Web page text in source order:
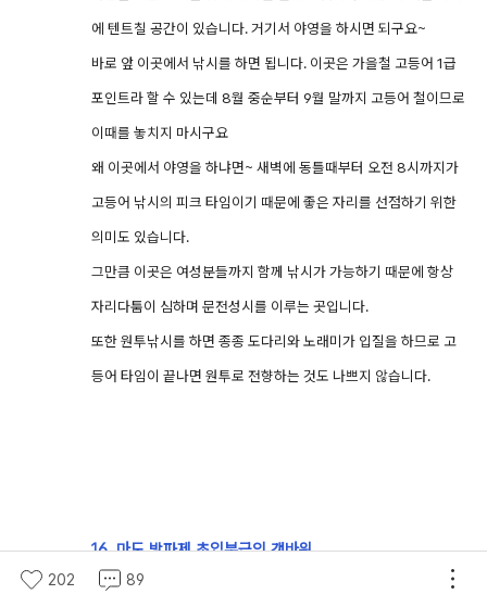
에 텐트칠 공간이 있습니다. 거기서 야영을 하시면 되구요~
바로 앞 이곳에서 낚시를 하면 됩니다. 이곳은 가을철 고등어 1급
포인트라 할 수 있는데 8월 중순부터 9월 말까지 고등어 철이므로
이때를 놓치지 마시구요
왜 이곳에서 야영을 하냐면~ 새벽에 동틀때부터 오전 8시까지가
고등어 낚시의 피크 타임이기 때문에 좋은 자리를 선점하기 위한
의미도 있습니다.
그만큼 이곳은 여성분들까지 함께 낚시가 가능하기 때문에 항상
자리다툼이 심하며 문전성시를 이루는 곳입니다.
또한 원투낚시를 하면 종종 도다리와 노래미가 입질을 하므로 고
등어 타임이 끝나면 원투로 전향하는 것도 나쁘지 않습니다.
16. 마도 방파제 초입부근의 갯바위
202 89